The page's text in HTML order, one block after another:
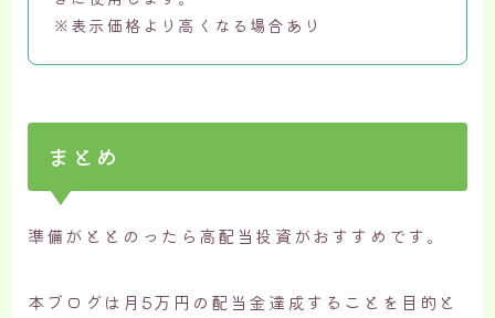
※表示価格より高くなる場合あり
まとめ
準備がととのったら高配当投資がおすすめです。
本ブログは月5万円の配当金達成することを目的と